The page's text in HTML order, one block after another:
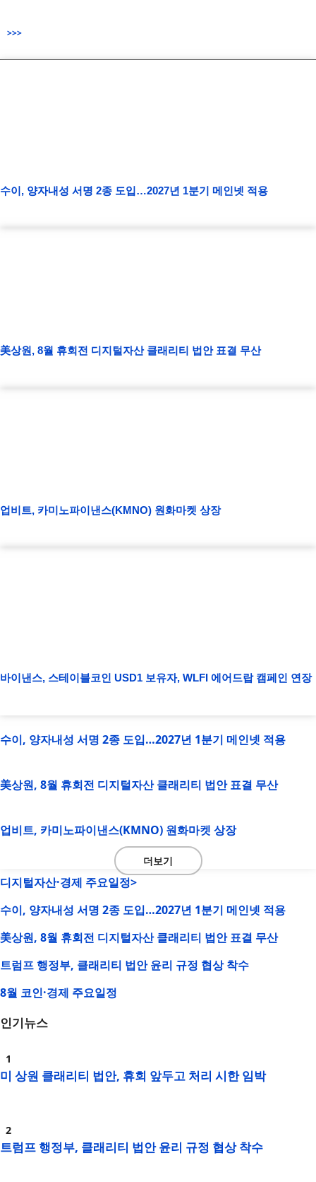
>>>
수이, 양자내성 서명 2종 도입…2027년 1분기 메인넷 적용
美상원, 8월 휴회전 디지털자산 클래리티 법안 표결 무산
업비트, 카미노파이낸스(KMNO) 원화마켓 상장
바이낸스, 스테이블코인 USD1 보유자, WLFI 에어드랍 캠페인 연장
수이, 양자내성 서명 2종 도입…2027년 1분기 메인넷 적용
美상원, 8월 휴회전 디지털자산 클래리티 법안 표결 무산
업비트, 카미노파이낸스(KMNO) 원화마켓 상장
더보기
디지털자산·경제 주요일정>
수이, 양자내성 서명 2종 도입…2027년 1분기 메인넷 적용
美상원, 8월 휴회전 디지털자산 클래리티 법안 표결 무산
트럼프 행정부, 클래리티 법안 윤리 규정 협상 착수
8월 코인·경제 주요일정
인기뉴스
미 상원 클래리티 법안, 휴회 앞두고 처리 시한 임박
트럼프 행정부, 클래리티 법안 윤리 규정 협상 착수